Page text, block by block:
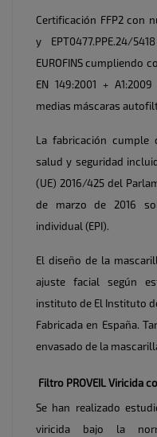
Certificación FFP2 con
y EPT0477.PPE.24/5418
EUROFINS cumpliendo
EN 149:2001 +
medias máscaras
La fabricación cumple
salud y seguridad
(UE) 2016/425 del
de marzo de 2016
individual (EPI).
El diseño de la
ajuste facial según
instituto de El Instituto
Fabricada en España.
envasado de la
Filtro PROVEIL Viricida
Se han realizado
viricida bajo la